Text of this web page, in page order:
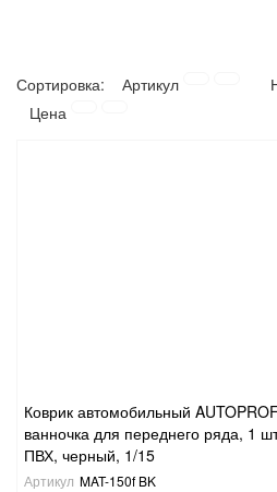
ЛАКОКРАСОЧНЫЕ
СНЕГОУБОРОЧНЫЙ
СТРЕМЯНКИ,ЛЕСТНИЦЫ
Сортировка: Артикул
Цена
Коврик автомобильный
ванночка для переднего ряда, 1
ПВХ, черный, 1/15
Артикул MAT-150f BK